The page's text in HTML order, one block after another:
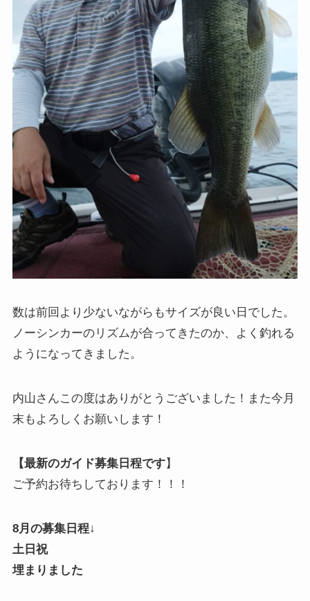
数は前回より少ないながらもサイズが良い日でした。
ノーシンカーのリズムが合ってきたのか、よく釣れる
ようになってきました。
内山さんこの度はありがとうございました！また今月
末もよろしくお願いします！
【最新のガイド募集日程です】
ご予約お待ちしております！！！
8月の募集日程↓
土日祝
埋まりました